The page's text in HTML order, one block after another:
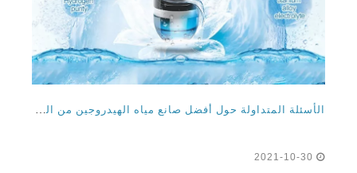
الأسئلة المتداولة حول أفضل صانع مياه الهيدروجين من الصين الصانع